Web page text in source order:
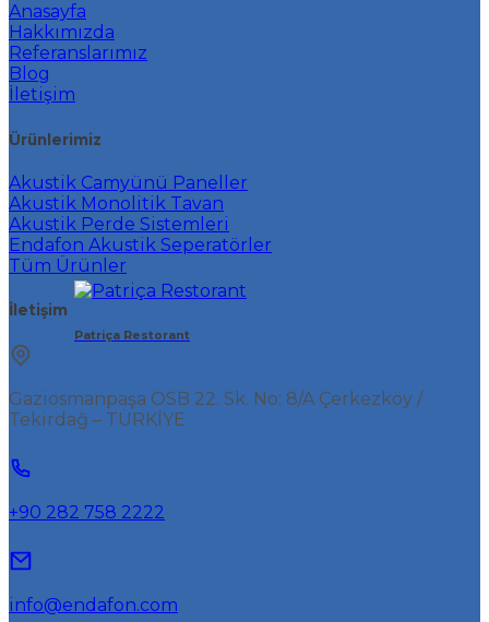
Patriça Restorant
Anasayfa
Hakkımızda
Referanslarımız
Blog
İletişim
Ürünlerimiz
Akustik Camyünü Paneller
Akustik Monolitik Tavan
Akustik Perde Sistemleri
Endafon Akustik Seperatörler
Tüm Ürünler
İletişim
Gaziosmanpaşa OSB 22. Sk. No: 8/A Çerkezköy /
Tekirdağ – TÜRKİYE
+90 282 758 2222
info@endafon.com